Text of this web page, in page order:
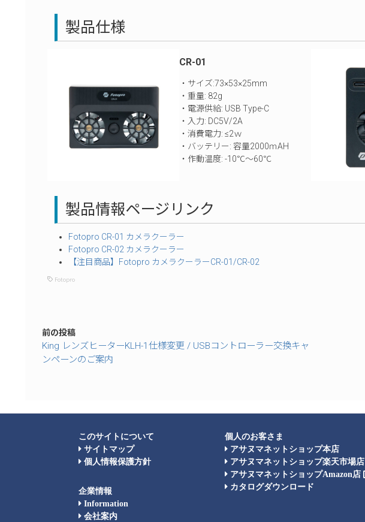
製品仕様
CR-01
・サイズ:73×53×25mm
・重量: 82g
・電源供給: USB Type-C
・入力: DC5V/2A
・消費電力: ≤2ｗ
・バッテリー: 容量2000ｍAH
・作動温度: -10℃～60℃
製品情報ページリンク
Fotopro CR-01 カメラクーラー
Fotopro CR-02 カメラクーラー
【注目商品】Fotopro カメラクーラーCR-01/CR-02
Fotopro
前の投稿
King レンズヒーターKLH-1仕様変更 / USBコントローラー交換キャ
ンペーンのご案内
このサイトについて
サイトマップ
個人情報保護方針
企業情報
Information
会社案内
個人のお客さま
アサヌマネットショップ本店
アサヌマネットショップ楽天市場店
アサヌマネットショップAmazon店
カタログダウンロード